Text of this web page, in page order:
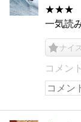
★★★ 期
一気読
ナイス
コメン